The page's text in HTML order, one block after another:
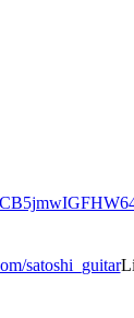
satoshi_guitar